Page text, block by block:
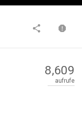
8,609
aufrufe